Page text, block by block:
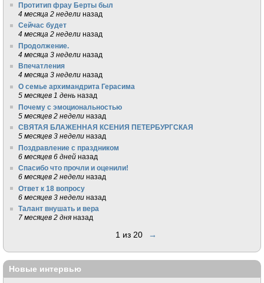
Протитип фрау Берты был
4 месяца 2 недели назад
Сейчас будет
4 месяца 2 недели назад
Продолжение.
4 месяца 3 недели назад
Впечатления
4 месяца 3 недели назад
О семье архимандрита Герасима
5 месяцев 1 день назад
Почему с эмоциональностью
5 месяцев 2 недели назад
СВЯТАЯ БЛАЖЕННАЯ КСЕНИЯ ПЕТЕРБУРГСКАЯ
5 месяцев 3 недели назад
Поздравление с праздником
6 месяцев 6 дней назад
Спасибо что прочли и оценили!
6 месяцев 2 недели назад
Ответ к 18 вопросу
6 месяцев 3 недели назад
Талант внушать и вера
7 месяцев 2 дня назад
1 из 20 →
Новые интервью